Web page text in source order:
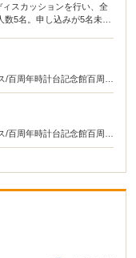
スカッションを行い、全
5名。申し込みが5名未満
百周年時計台記念館百周年
百周年時計台記念館百周年